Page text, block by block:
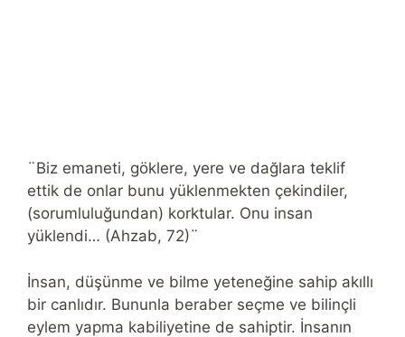
¨Biz emaneti, göklere, yere ve dağlara teklif
ettik de onlar bunu yüklenmekten çekindiler,
(sorumluluğundan) korktular. Onu insan
yüklendi… (Ahzab, 72)¨
İnsan, düşünme ve bilme yeteneğine sahip akıllı
bir canlıdır. Bununla beraber seçme ve bilinçli
eylem yapma kabiliyetine de sahiptir. İnsanın